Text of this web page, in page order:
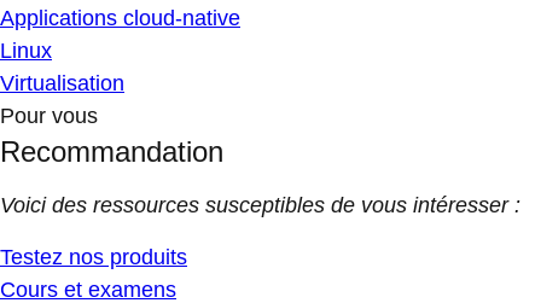
Applications cloud-native
Linux
Virtualisation
Pour vous
Recommandation
Voici des ressources susceptibles de vous intéresser :
Testez nos produits
Cours et examens